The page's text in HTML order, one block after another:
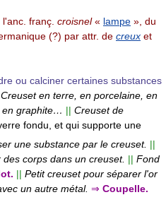
l'anc. franç. croisnel« lampe », du
(?) par attr. de creux et
ou calciner certaines substances
Creuset en terre, en porcelaine, en
en graphite… || Creuset de
fondu, et qui supporte une
une substance par le creuset. ||
des corps dans un creuset. || Fond
|| Petit creuset pour séparer l'or
un autre métal. ⇒ Coupelle.